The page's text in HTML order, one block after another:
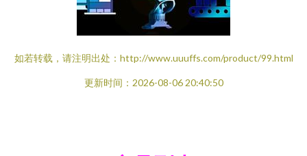
如若转载，请注明出处：http://www.uuuffs.com/product/99.html
更新时间：2026-08-06 20:40:50